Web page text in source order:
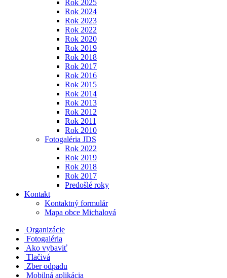
Rok 2025
Rok 2024
Rok 2023
Rok 2022
Rok 2020
Rok 2019
Rok 2018
Rok 2017
Rok 2016
Rok 2015
Rok 2014
Rok 2013
Rok 2012
Rok 2011
Rok 2010
Fotogaléria JDS
Rok 2022
Rok 2019
Rok 2018
Rok 2017
Predošlé roky
Kontakt
Kontaktný formulár
Mapa obce Michalová
Organizácie
Fotogaléria
Ako vybaviť
Tlačivá
Zber odpadu
Mobilná aplikácia